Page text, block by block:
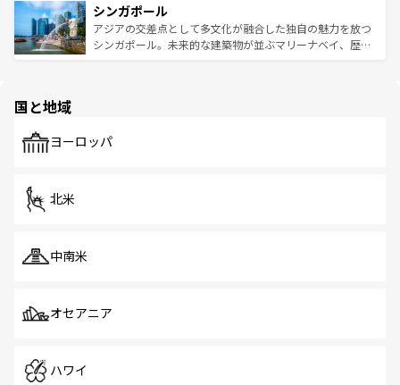
参照してほしい。
激する。気候は一年中温暖で、どの季節にも異なる楽しみ
が待っている。親しみやすいタイの人々、仏教を中心とし
た文化、そして多様な観光資源が、訪れる旅人を魅了し続
み、どこを訪れても感動するはず。観光スポットが密集し
ており、効率よく見どころを回れるのも魅力。息をのむよ
うな絶景から文化的な体験まで、香港を存分に楽しみ尽く
シンガポール
アジアの交差点として多文化が融合した独自の魅力を放つ
シンガポール。未来的な建築物が並ぶマリーナベイ、歴史
で、ホーカーズは地元の風情を楽しめる外せないスポット
国と地域
ヨーロッパ
北米
中南米
オセアニア
ハワイ